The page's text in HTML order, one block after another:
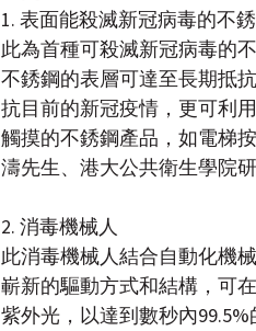
1. 表面能殺滅新冠病毒的不
此為首種可殺滅新冠病毒的
不銹鋼的表層可達至長期抵
抗目前的新冠疫情，更可利
觸摸的不銹鋼產品，如電梯
濤先生、港大公共衛生學院
2. 消毒機械人
此消毒機械人結合自動化機
嶄新的驅動方式和結構，可
紫外光，以達到數秒內